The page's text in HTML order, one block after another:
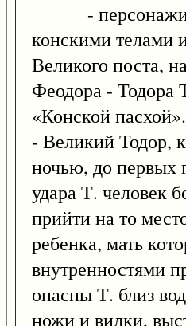
- персонажи
конскими телами
Великого поста,
Феодора - Тодора
«Конской
- Великий Тодор,
ночью, до первых
удара Т. человек
прийти на то
ребенка, мать
внутренностями
опасны Т. близ
ножи и вилки,